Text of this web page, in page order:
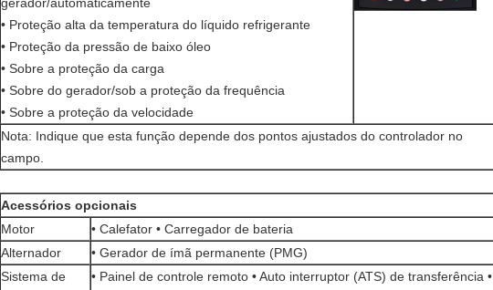
• Proteção alta da temperatura do líquido refrigerante
• Proteção da pressão de baixo óleo
• Sobre a proteção da carga
• Sobre do gerador/sob a proteção da frequência
• Sobre a proteção da velocidade
Nota: Indique que esta função depende dos pontos ajustados do controlador no
campo.
Acessórios opcionais
Motor
• Calefator • Carregador de bateria
Alternador
• Gerador de ímã permanente (PMG)
Sistema de
• Painel de controle remoto • Auto interruptor (ATS) de transferência •